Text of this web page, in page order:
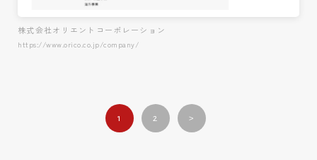
株式会社オリエントコーポレーション
https://www.orico.co.jp/company/
1 2 >